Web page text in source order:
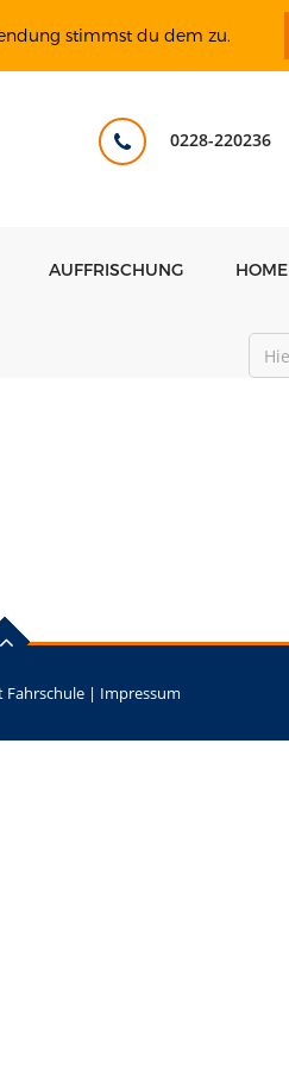
0228-220236
AUFFRISCHUNG HOME
Fahrschule | Impressum
stimmst du dem zu.